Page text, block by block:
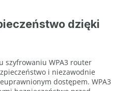
dzięki
szyfrowaniu WPA3 router
i niezawodnie
dostępem. WPA3